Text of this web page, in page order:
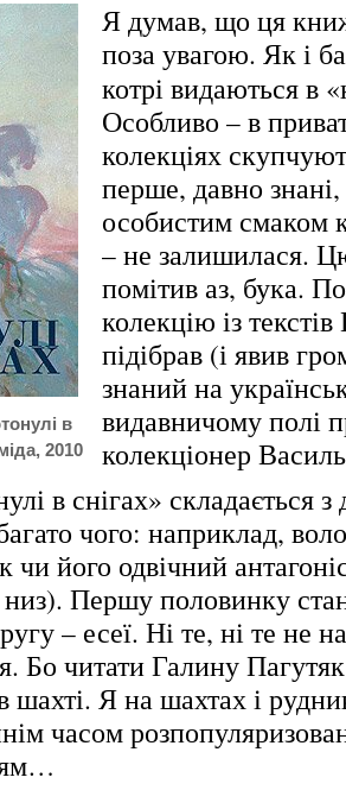
в
2010
Я думав, що ця
поза увагою. Як і
котрі видаються в
Особливо – в
колекціях
перше, давно
особистим смаком
– не залишилася.
помітив аз, бука.
колекцію із
підібрав (і явив
знаний на
видавничому полі
колекціонер
в снігах» складається
чого: наприклад,
його одвічний
Першу половинку
– есеї. Ні те, ні те не
Бо читати Галину
Я на шахтах і
часом